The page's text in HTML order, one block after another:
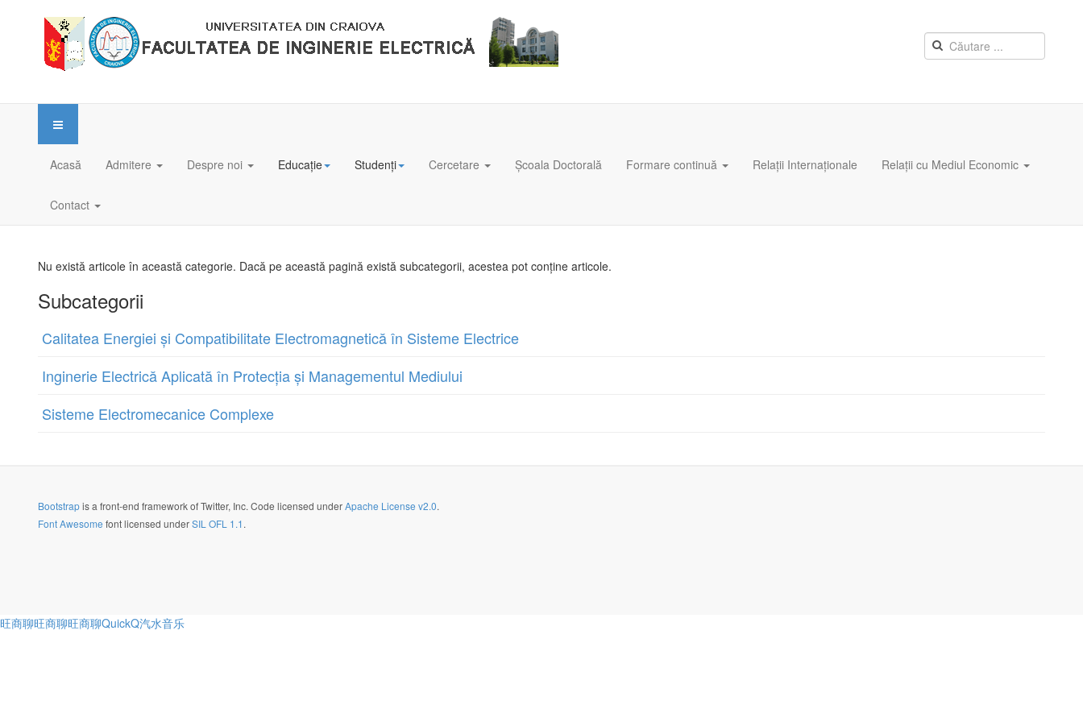
Acasă Admitere Despre noi Educație Studenți Cercetare Școala Doctorală Formare continuă Relații Internaționale Relații cu Mediul Economic
Contact
Nu există articole în această categorie. Dacă pe această pagină există subcategorii, acestea pot conține articole.
Subcategorii
Calitatea Energiei și Compatibilitate Electromagnetică în Sisteme Electrice
Inginerie Electrică Aplicată în Protecția și Managementul Mediului
Sisteme Electromecanice Complexe
Bootstrapis a front-end framework of Twitter, Inc. Code licensed underApache License v2.0.
Font Awesome font licensed underSIL OFL 1.1.
旺商聊旺商聊旺商聊QuickQ汽水音乐